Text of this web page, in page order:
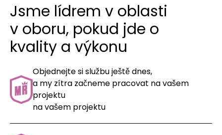
Jsme lídrem v oblasti
v oboru, pokud jde o
kvality a výkonu
Objednejte si službu ještě dnes,
a my zítra začneme pracovat na vašem
projektu
na vašem projektu